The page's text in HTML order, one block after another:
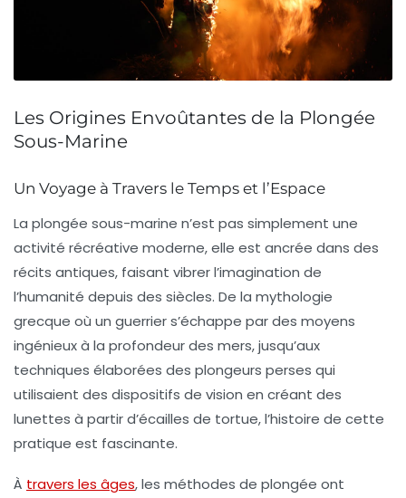
Les Origines Envoûtantes de la Plongée
Sous-Marine
Un Voyage à Travers le Temps et l’Espace
La plongée sous-marine n’est pas simplement une
activité récréative moderne, elle est ancrée dans des
récits antiques, faisant vibrer l’imagination de
l’humanité depuis des siècles. De la mythologie
grecque où un guerrier s’échappe par des moyens
ingénieux à la profondeur des mers, jusqu’aux
techniques élaborées des plongeurs perses qui
utilisaient des dispositifs de vision en créant des
lunettes à partir d’écailles de tortue, l’histoire de cette
pratique est fascinante.
À travers les âges, les méthodes de plongée ont